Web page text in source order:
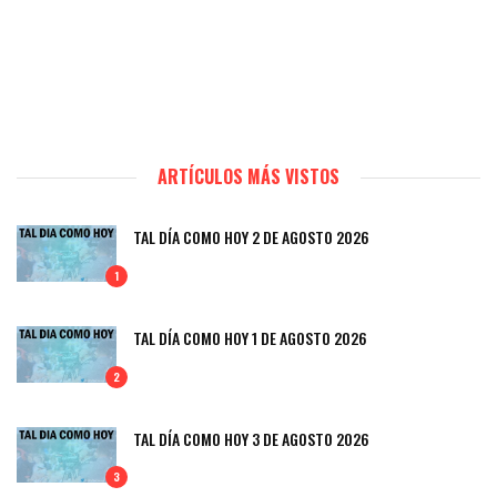
ARTÍCULOS MÁS VISTOS
1
TAL DÍA COMO HOY 2 DE AGOSTO 2026
2
TAL DÍA COMO HOY 1 DE AGOSTO 2026
3
TAL DÍA COMO HOY 3 DE AGOSTO 2026